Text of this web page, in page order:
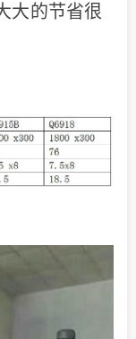
大的节省很